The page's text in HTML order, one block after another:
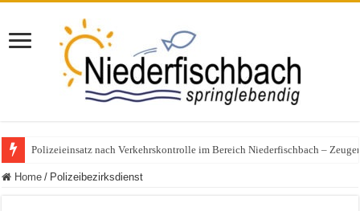
Polizeieinsatz nach Verkehrskontrolle im Bereich Niederfischbach –
Home / Polizeibezirksdienst